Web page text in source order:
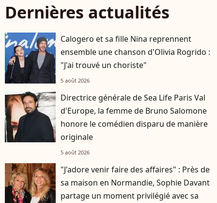
Dernières actualités
Calogero et sa fille Nina reprennent
ensemble une chanson d'Olivia Rogrido :
"J'ai trouvé un choriste"
5 août 2026
Directrice générale de Sea Life Paris Val
d'Europe, la femme de Bruno Salomone
honore le comédien disparu de manière
originale
5 août 2026
"J'adore venir faire des affaires" : Près de
sa maison en Normandie, Sophie Davant
partage un moment privilégié avec sa